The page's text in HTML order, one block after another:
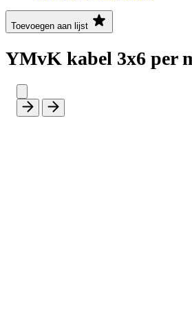
Toevoegen aan lijst
YMvK kabel 3x6 per